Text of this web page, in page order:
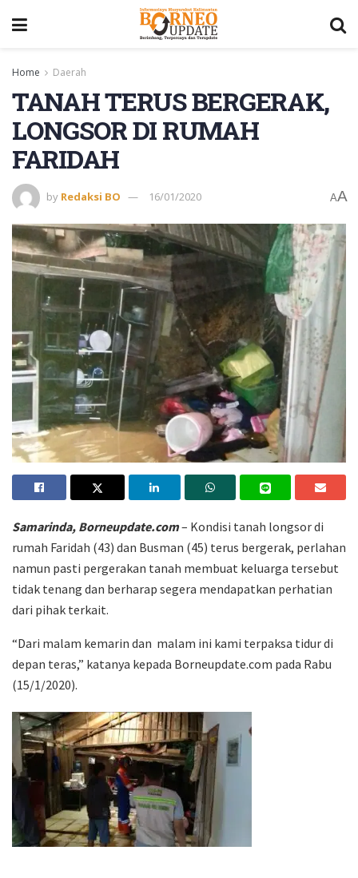
Home Daerah
TANAH TERUS BERGERAK,
LONGSOR DI RUMAH
FARIDAH
by Redaksi BO 16/01/2020 AA
Samarinda, Borneupdate.com– Kondisi tanah longsor di
rumah Faridah (43) dan Busman (45) terus bergerak, perlahan
namun pasti pergerakan tanah membuat keluarga tersebut
tidak tenang dan berharap segera mendapatkan perhatian
dari pihak terkait.
“Dari malam kemarin dan malam ini kami terpaksa tidur di
depan teras,” katanya kepada Borneupdate.com pada Rabu
(15/1/2020).